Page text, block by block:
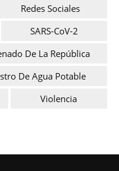
Redes Sociales
SARS-CoV-2
De La República
De Agua Potable
Violencia